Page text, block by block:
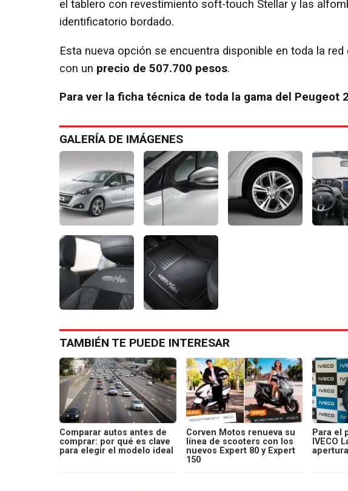
el tablero con revestimiento soft-touch Stellar y las
identificatorio bordado.
Esta nueva opción se encuentra disponible en toda la
con un precio de 507.700 pesos.
Para ver la ficha técnica de toda la gama del Peugeot
GALERÍA DE IMÁGENES
TAMBIÉN TE PUEDE INTERESAR
Comparar autos antes de
comprar: por qué es clave
para elegir el modelo ideal
Corven Motos renueva su
línea de scooters con los
nuevos Expert 80 y Expert
150
Para el
IVECO